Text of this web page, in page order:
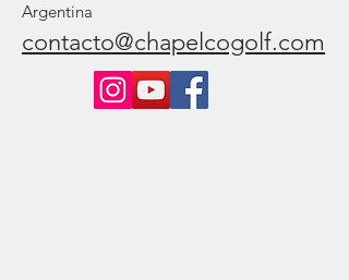
Argentina
contacto@chapelcogolf.com